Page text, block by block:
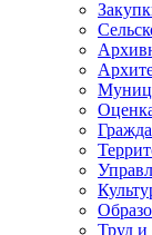
Труд и